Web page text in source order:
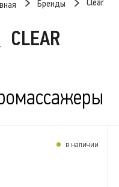
Бренды Clear
CLEAR
в наличии